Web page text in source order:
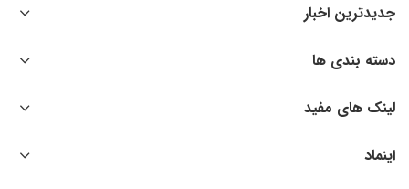
جدیدترین اخبار
دسته بندی ها
لینک های مفید
اینماد